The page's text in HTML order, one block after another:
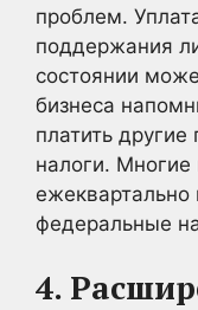
проблем.
поддержания
состоянии
бизнеса
платить
налоги.
ежеквартально
федеральные
4.